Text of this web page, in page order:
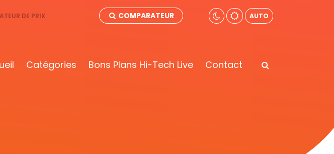
DE PRIX COMPARATEUR AUTO
Catégories Bons Plans Hi-Tech Live Contact